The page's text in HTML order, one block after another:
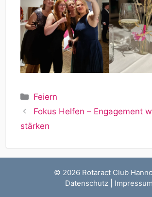
Kategorien
Feiern
Fokus Helfen – Engagement
stärken
© 2026 Rotaract Club
Datenschutz| Impressum